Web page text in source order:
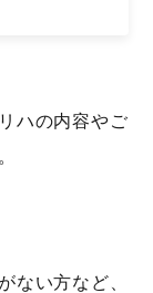
ハの内容やご
ない方など、